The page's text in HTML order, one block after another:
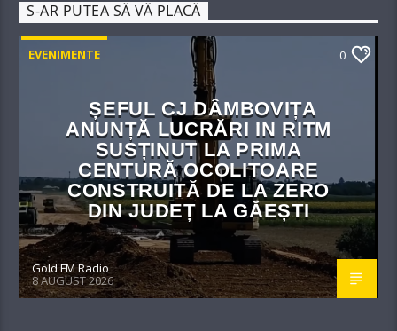
S-AR PUTEA SĂ VĂ PLACĂ
EVENIMENTE 0
ȘEFUL CJ DÂMBOVIȚA
ANUNȚĂ LUCRĂRI IN RITM
SUSȚINUT LA PRIMA
CENTURĂ OCOLITOARE
CONSTRUITĂ DE LA ZERO
DIN JUDEȚ LA GĂEȘTI
Gold FM Radio
8 AUGUST 2026